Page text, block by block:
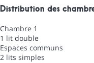
Distribution des
Chambre 1
1 lit double
Espaces communs
2 lits simples